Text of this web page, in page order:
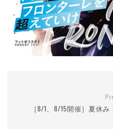
［8/1、8/15開催］夏休